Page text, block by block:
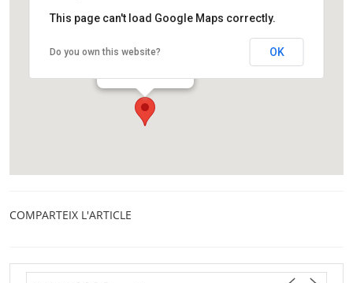
Museu Darder
Plaça dels Estudis, 2
This page can't load Google Maps correctly.
Do you own this website? OK
COMPARTEIX L'ARTICLE